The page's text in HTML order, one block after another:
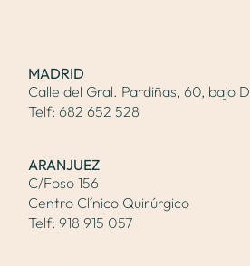
MADRID
Calle del Gral. Pardiñas, 60, bajo D
Telf:682 652 528
ARANJUEZ
C/Foso 156
Centro Clínico Quirúrgico
Telf:918 915 057